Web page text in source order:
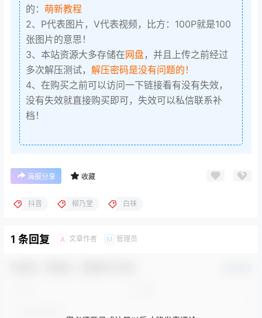
的： 萌新教程
2、P代表图片，V代表视频，比方：100P就是100
张图片的意思！
3、本站资源大多存储在网盘，并且上传之前经过
多次解压测试， 解压密码是没有问题的！
4、在购买之前可以访问一下链接看有没有失效，
没有失效就直接购买即可，失效可以私信联系补
档！
海报分享 收藏
抖音 柳乃堂 白祙
1 条回复 A 文章作者 M 管理员